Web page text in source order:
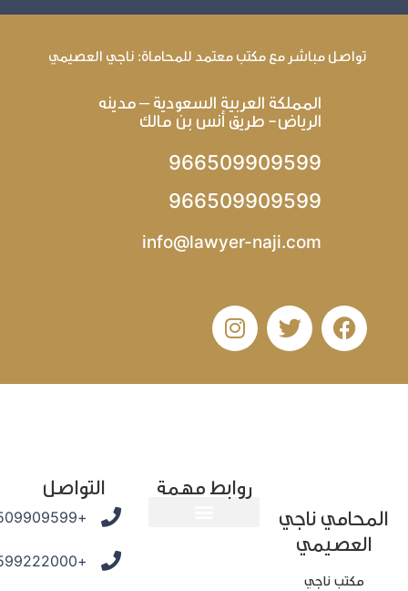
تواصل مباشر مع مكتب معتمد للمحاماة: ناجي العصيمي
المملكة العربية السعودية – مدينه
الرياض- طريق أنس بن مالك
966509909599
966509909599
info@lawyer-naji.com
ناجي
العصيمي
مكتب ناجي
روابط مهمة التواصل
+966509909599
+966599222000